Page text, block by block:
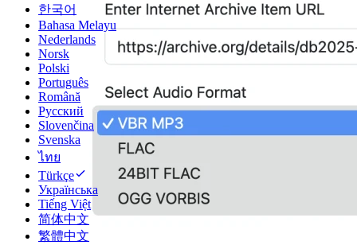
한국어
Bahasa Melayu
Nederlands
Norsk
Polski
Português
Română
Русский
Slovenčina
Svenska
ไทย
Türkçe
Українська
Tiếng Việt
简体中文
繁體中文